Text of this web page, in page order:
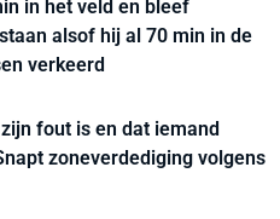
in het veld en bleef
alsof hij al 70 min in de
verkeerd
fout is en dat iemand
zoneverdediging volgens